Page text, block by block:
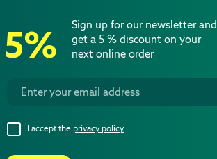
5%
Sign up for our newsletter and
get a 5 % discount on your
next online order
I accept the privacy policy.